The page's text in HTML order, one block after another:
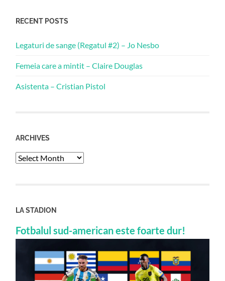
RECENT POSTS
Legaturi de sange (Regatul #2) – Jo Nesbo
Femeia care a mintit – Claire Douglas
Asistenta – Cristian Pistol
ARCHIVES
Archives
LA STADION
Fotbalul sud-american este foarte dur!